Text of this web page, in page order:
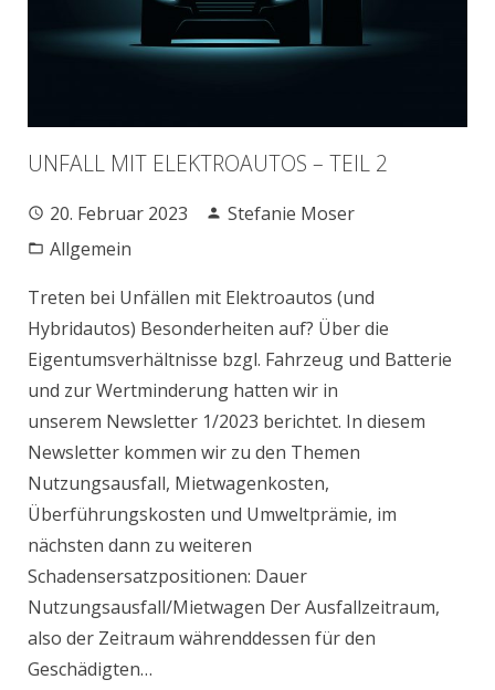
UNFALL MIT ELEKTROAUTOS – TEIL 2
20. Februar 2023
Stefanie Moser
Allgemein
Treten bei Unfällen mit Elektroautos (und
Hybridautos) Besonderheiten auf? Über die
Eigentumsverhältnisse bzgl. Fahrzeug und Batterie
und zur Wertminderung hatten wir in
unserem Newsletter 1/2023 berichtet. In diesem
Newsletter kommen wir zu den Themen
Nutzungsausfall, Mietwagenkosten,
Überführungskosten und Umweltprämie, im
nächsten dann zu weiteren
Schadensersatzpositionen: Dauer
Nutzungsausfall/Mietwagen Der Ausfallzeitraum,
also der Zeitraum währenddessen für den
Geschädigten…